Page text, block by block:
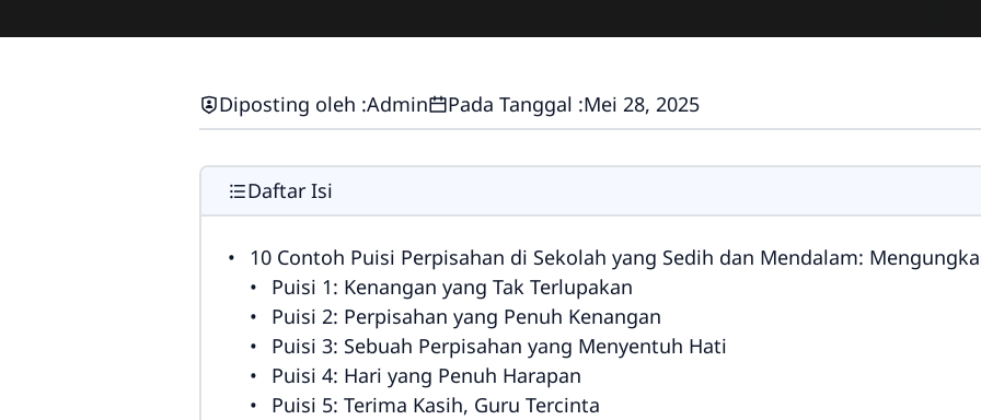
Diposting oleh :Admin Pada Tanggal :Mei 28, 2025
Daftar Isi
10 Contoh Puisi Perpisahan di Sekolah yang Sedih dan Mendalam: Mengungkapkan Rasa
Puisi 1: Kenangan yang Tak Terlupakan
Puisi 2: Perpisahan yang Penuh Kenangan
Puisi 3: Sebuah Perpisahan yang Menyentuh Hati
Puisi 4: Hari yang Penuh Harapan
Puisi 5: Terima Kasih, Guru Tercinta